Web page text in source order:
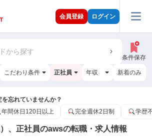
会員登録 ログイン
から探す
条件保存
こだわり条件 正社員 年収 新着のみ
忘れていませんか？
年間休日120日以上 完全週休2日制 学歴
、正社員のawsの転職・求人情報